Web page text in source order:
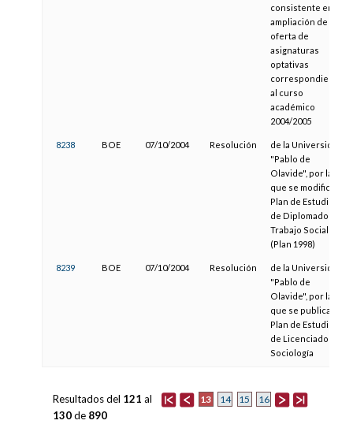
consistente en la
ampliación de la
oferta de
asignaturas
optativas
correspondientes
al curso
académico
2004/2005
8238 BOE 07/10/2004 Resolución
de la Universidad
"Pablo de
Olavide", por la
que se modifica el
Plan de Estudios
de Diplomado en
Trabajo Social
(Plan 1998)
8239 BOE 07/10/2004 Resolución
de la Universidad
"Pablo de
Olavide", por la
que se publica el
Plan de Estudios
de Licenciado en
Sociología
13 14 15 16
Resultados del 121 al
130de 890